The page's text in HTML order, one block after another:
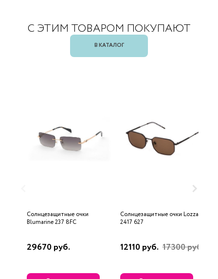
С ЭТИМ ТОВАРОМ ПОКУПАЮТ
В КАТАЛОГ
Солнцезащитные очки
Blumarine 237 8FC
29670 руб.
Солнцезащитные очки Lozza
2417 627
12110 руб. 17300 руб.